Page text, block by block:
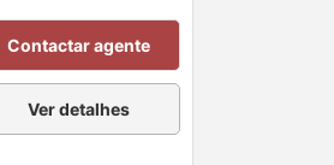
Contactar agente
Ver detalhes